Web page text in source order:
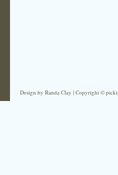
Design by Randa Clay | Copyright ©